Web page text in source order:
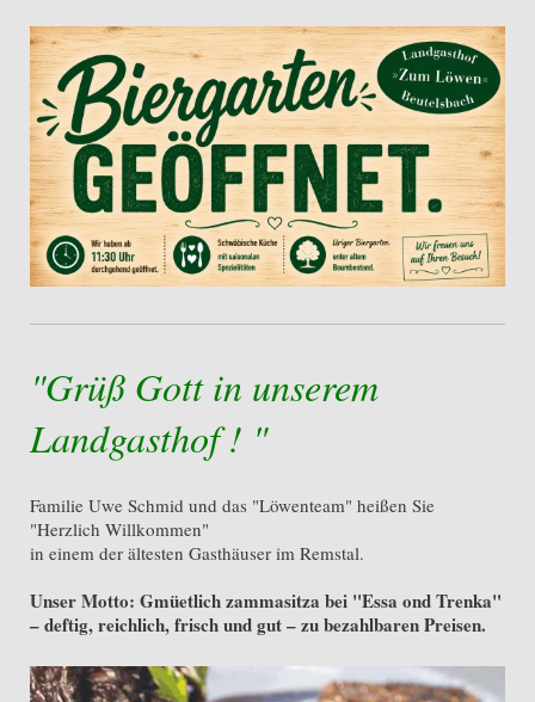
"Grüß Gott in unserem
Landgasthof ! "
Familie Uwe Schmid und das "Löwenteam" heißen Sie
"Herzlich Willkommen"
in einem der ältesten Gasthäuser im Remstal.
Unser Motto: Gmüetlich zammasitza bei "Essa ond Trenka"
– deftig, reichlich, frisch und gut – zu bezahlbaren Preisen.